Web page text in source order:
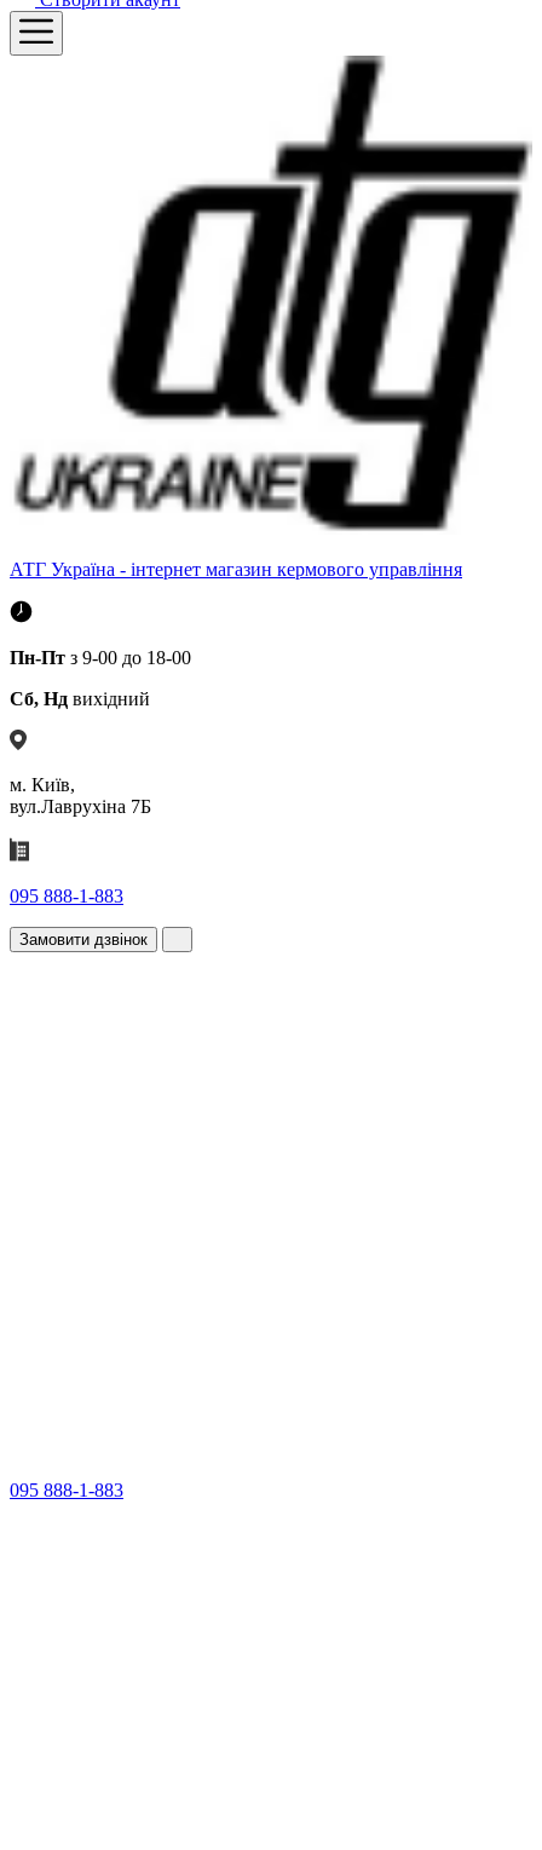
АТГ Україна - інтернет магазин кермового управління
Пн-Пт з 9-00 до 18-00
Сб, Нд вихідний
м. Київ,
вул.Лаврухіна 7Б
095 888-1-883
Замовити дзвінок
095 888-1-883